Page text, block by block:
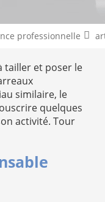
professionnelle
tailler et poser le
similaire, le
quelques
activité. Tour